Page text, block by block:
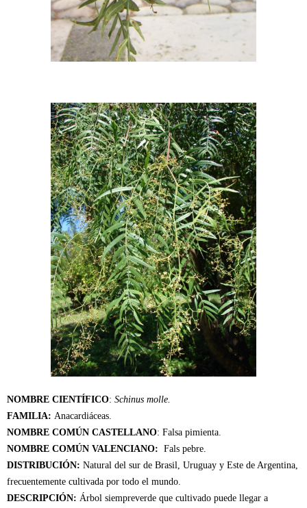
NOMBRE CIENTÍFICO: Schinus molle.
FAMILIA: Anacardiáceas.
NOMBRE COMÚN CASTELLANO: Falsa pimienta.
NOMBRE COMÚN VALENCIANO: Fals pebre.
DISTRIBUCIÓN: Natural del sur de Brasil, Uruguay y Este de Argentina,
frecuentemente cultivada por todo el mundo.
DESCRIPCIÓN: Árbol siempreverde que cultivado puede llegar a